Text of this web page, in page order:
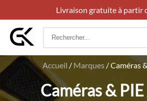
Livraison gratuite à partir
Rechercher
Accueil / Marques /Caméras
Caméras &